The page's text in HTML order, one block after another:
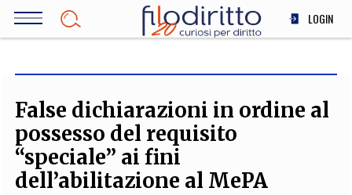
Salta
LOGIN
SOCIETÀ
MEDICINA
SCIENZA
STORIA E FILOSOFIA
False dichiarazioni in ordine al
possesso del requisito
“speciale” ai fini
dell’abilitazione al MePA